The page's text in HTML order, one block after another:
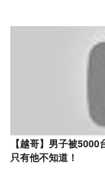
【越哥】男子被
只有他不知道！